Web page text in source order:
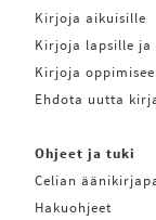
Kirjoja aikuisille
Kirjoja lapsille ja
Kirjoja
Ehdota uutta
Ohjeet ja tuki
Celian
Hakuohjeet